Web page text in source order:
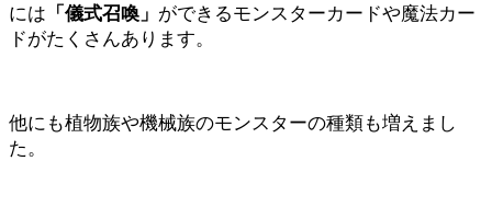
には 「儀式召喚」 ができるモンスターカードや魔法カー
ドがたくさんあります。
他にも植物族や機械族のモンスターの種類も増えまし
た。